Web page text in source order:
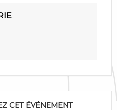
CET ÉVÉNEMENT